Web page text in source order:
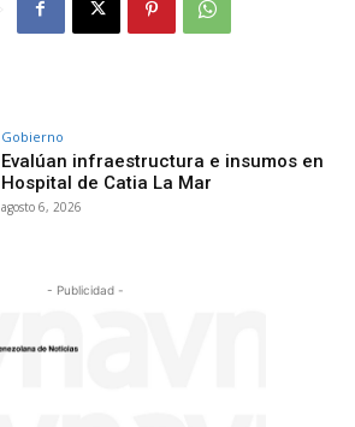
Gobierno
Evalúan infraestructura e insumos en
Hospital de Catia La Mar
agosto 6, 2026
- Publicidad -